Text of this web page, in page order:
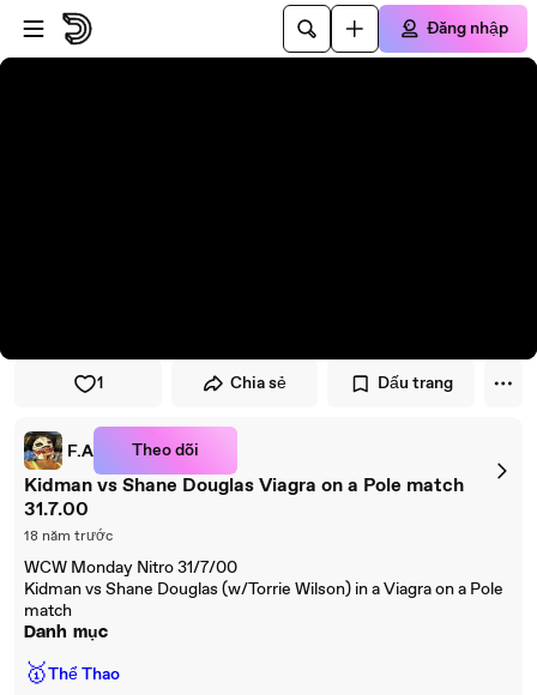
Đi đến trình phát
Đi đến nội dung chính
Đăng nhập
1 Chia sẻ Dấu trang
F.A Theo dõi
Kidman vs Shane Douglas Viagra on a Pole match
31.7.00
18 năm trước
WCW Monday Nitro 31/7/00
Kidman vs Shane Douglas (w/Torrie Wilson) in a Viagra on a Pole
match
Danh mục
🥇Thể Thao